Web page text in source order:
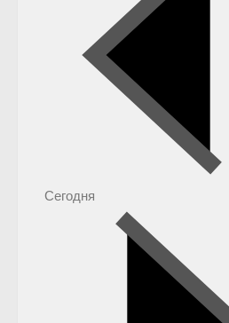
Сегодня